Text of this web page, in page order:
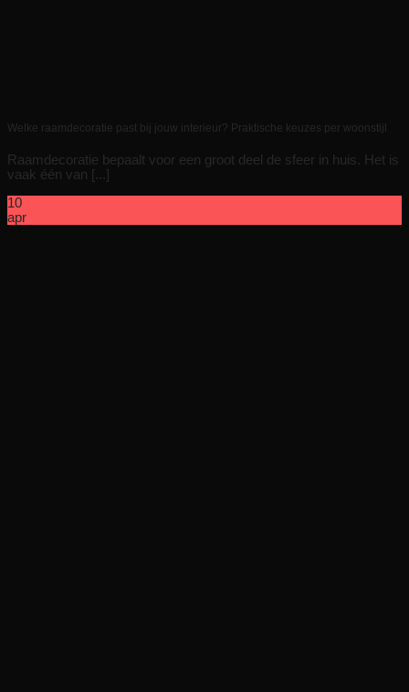
Welke raamdecoratie past bij jouw interieur? Praktische keuzes per woonstijl
Raamdecoratie bepaalt voor een groot deel de sfeer in huis. Het is
vaak één van [...]
10
apr